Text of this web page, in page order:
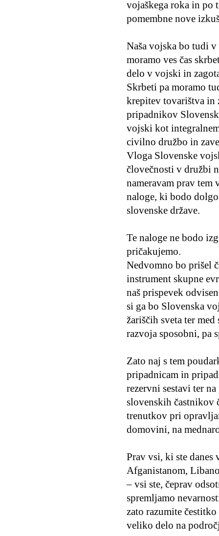
vojaškega roka in po
pomembne nove
Naša vojska bo tudi
moramo ves čas
delo v vojski in
Skrbeti pa moramo
krepitev tovarištva in
pripadnikov
vojski kot
civilno družbo in
Vloga Slovenske
človečnosti v družbi
nameravam prav tem
naloge, ki bodo
slovenske države.
Te naloge ne bodo
pričakujemo.
Nedvomno bo prišel
instrument skupne
naš prispevek
si ga bo Slovenska
žariščih sveta ter
razvoja sposobni, pa
Zato naj s tem
pripadnicam in
rezervni sestavi ter
slovenskih častnikov
trenutkov pri
domovini, na
Prav vsi, ki ste danes
Afganistanom,
– vsi ste, čeprav
spremljamo
zato razumite
veliko delo na